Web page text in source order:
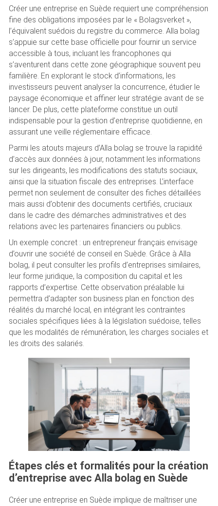
Créer une entreprise en Suède requiert une compréhension
fine des obligations imposées par le « Bolagsverket »,
l’équivalent suédois du registre du commerce. Alla bolag
s’appuie sur cette base officielle pour fournir un service
accessible à tous, incluant les francophones qui
s’aventurent dans cette zone géographique souvent peu
familière. En explorant le stock d’informations, les
investisseurs peuvent analyser la concurrence, étudier le
paysage économique et affiner leur stratégie avant de se
lancer. De plus, cette plateforme constitue un outil
indispensable pour la gestion d’entreprise quotidienne, en
assurant une veille réglementaire efficace.
Parmi les atouts majeurs d’Alla bolag se trouve la rapidité
d’accès aux données à jour, notamment les informations
sur les dirigeants, les modifications des statuts sociaux,
ainsi que la situation fiscale des entreprises. L’interface
permet non seulement de consulter des fiches détaillées
mais aussi d’obtenir des documents certifiés, cruciaux
dans le cadre des démarches administratives et des
relations avec les partenaires financiers ou publics.
Un exemple concret : un entrepreneur français envisage
d’ouvrir une société de conseil en Suède. Grâce à Alla
bolag, il peut consulter les profils d’entreprises similaires,
leur forme juridique, la composition du capital et les
rapports d’expertise. Cette observation préalable lui
permettra d’adapter son business plan en fonction des
réalités du marché local, en intégrant les contraintes
sociales spécifiques liées à la législation suédoise, telles
que les modalités de rémunération, les charges sociales et
les droits des salariés.
Étapes clés et formalités pour la création
d’entreprise avec Alla bolag en Suède
Créer une entreprise en Suède implique de maîtriser une